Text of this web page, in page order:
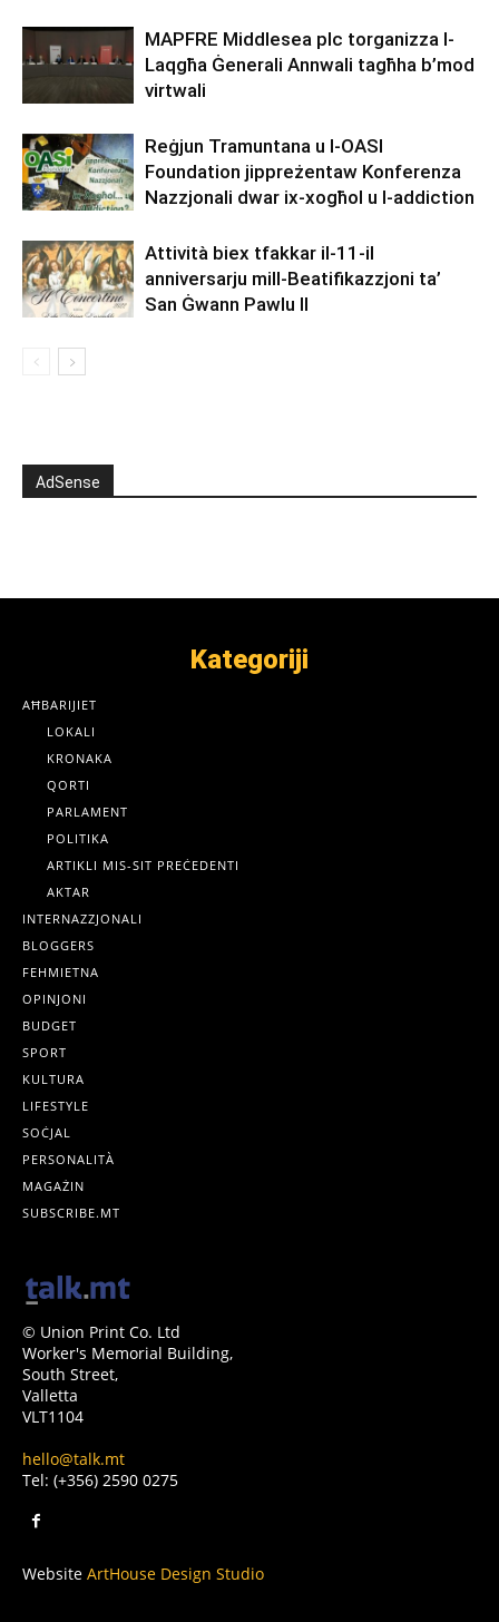
MAPFRE Middlesea plc torganizza l-
Laqgħa Ġenerali Annwali tagħha b’mod
virtwali
Reġjun Tramuntana u l-OASI
Foundation jippreżentaw Konferenza
Nazzjonali dwar ix-xogħol u l-addiction
Attività biex tfakkar il-11-il
anniversarju mill-Beatifikazzjoni ta’
San Ġwann Pawlu II
AdSense
Kategoriji
AĦBARIJIET
LOKALI
KRONAKA
QORTI
PARLAMENT
POLITIKA
ARTIKLI MIS-SIT PREĊEDENTI
AKTAR
INTERNAZZJONALI
BLOGGERS
FEHMIETNA
OPINJONI
BUDGET
SPORT
KULTURA
LIFESTYLE
SOĊJAL
PERSONALITÀ
MAGAŻIN
SUBSCRIBE.MT
© Union Print Co. Ltd
Worker's Memorial Building,
South Street,
Valletta
VLT1104
hello@talk.mt
Tel: (+356) 2590 0275
Website ArtHouse Design Studio